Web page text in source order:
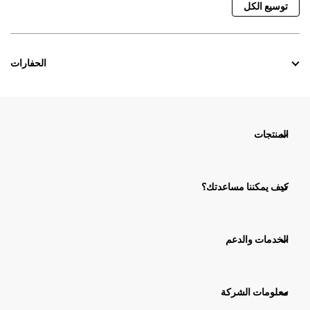
توسيع الكل
الحفارات
المنتجات
كيف يمكننا مساعدتك؟
الخدمات والدعم
معلومات الشركة